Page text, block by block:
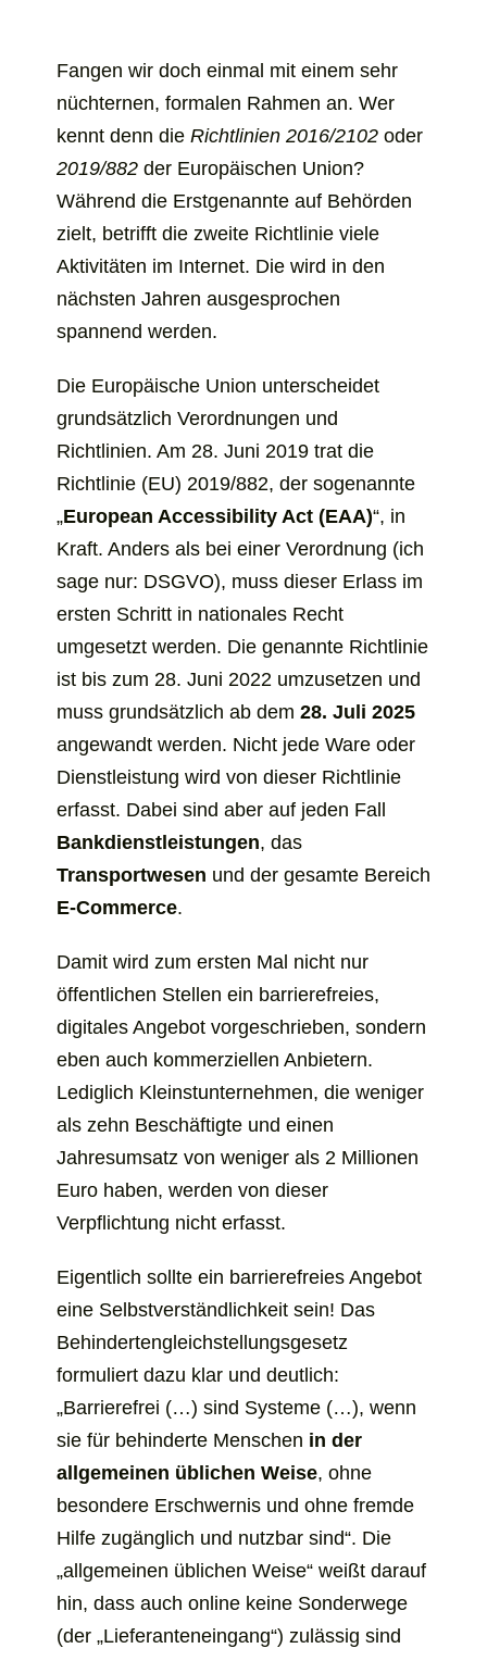
Fangen wir doch einmal mit einem sehr
nüchternen, formalen Rahmen an. Wer
kennt denn die Richtlinien 2016/2102oder
2019/882der Europäischen Union?
Während die Erstgenannte auf Behörden
zielt, betrifft die zweite Richtlinie viele
Aktivitäten im Internet. Die wird in den
nächsten Jahren ausgesprochen
spannend werden.
Die Europäische Union unterscheidet
grundsätzlich Verordnungen und
Richtlinien. Am 28. Juni 2019 trat die
Richtlinie (EU) 2019/882, der sogenannte
„European Accessibility Act (EAA)“, in
Kraft. Anders als bei einer Verordnung (ich
sage nur: DSGVO), muss dieser Erlass im
ersten Schritt in nationales Recht
umgesetzt werden. Die genannte Richtlinie
ist bis zum 28. Juni 2022 umzusetzen und
muss grundsätzlich ab dem 28. Juli 2025
angewandt werden. Nicht jede Ware oder
Dienstleistung wird von dieser Richtlinie
erfasst. Dabei sind aber auf jeden Fall
Bankdienstleistungen, das
Transportwesen und der gesamte Bereich
E-Commerce.
Damit wird zum ersten Mal nicht nur
öffentlichen Stellen ein barrierefreies,
digitales Angebot vorgeschrieben, sondern
eben auch kommerziellen Anbietern.
Lediglich Kleinstunternehmen, die weniger
als zehn Beschäftigte und einen
Jahresumsatz von weniger als 2 Millionen
Euro haben, werden von dieser
Verpflichtung nicht erfasst.
Eigentlich sollte ein barrierefreies Angebot
eine Selbstverständlichkeit sein! Das
Behindertengleichstellungsgesetz
formuliert dazu klar und deutlich:
„Barrierefrei (…) sind Systeme (…), wenn
sie für behinderte Menschen in der
allgemeinen üblichen Weise, ohne
besondere Erschwernis und ohne fremde
Hilfe zugänglich und nutzbar sind“. Die
„allgemeinen üblichen Weise“ weißt darauf
hin, dass auch online keine Sonderwege
(der „Lieferanteneingang“) zulässig sind